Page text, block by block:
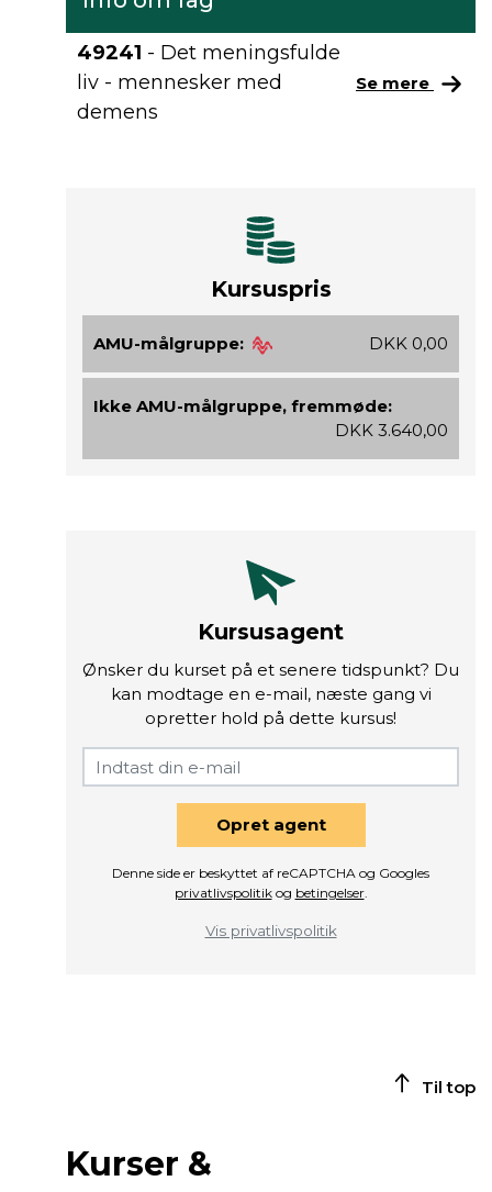
49241 - Det meningsfulde
liv - mennesker med
demens
Se mere
Kursuspris
AMU-målgruppe: DKK 0,00
Ikke AMU-målgruppe, fremmøde:
DKK 3.640,00
Kursusagent
Ønsker du kurset på et senere tidspunkt? Du
kan modtage en e-mail, næste gang vi
opretter hold på dette kursus!
Opret agent
Denne side er beskyttet af reCAPTCHA og Googles
privatlivspolitikog betingelser.
Vis privatlivspolitik
Til top
Kurser &